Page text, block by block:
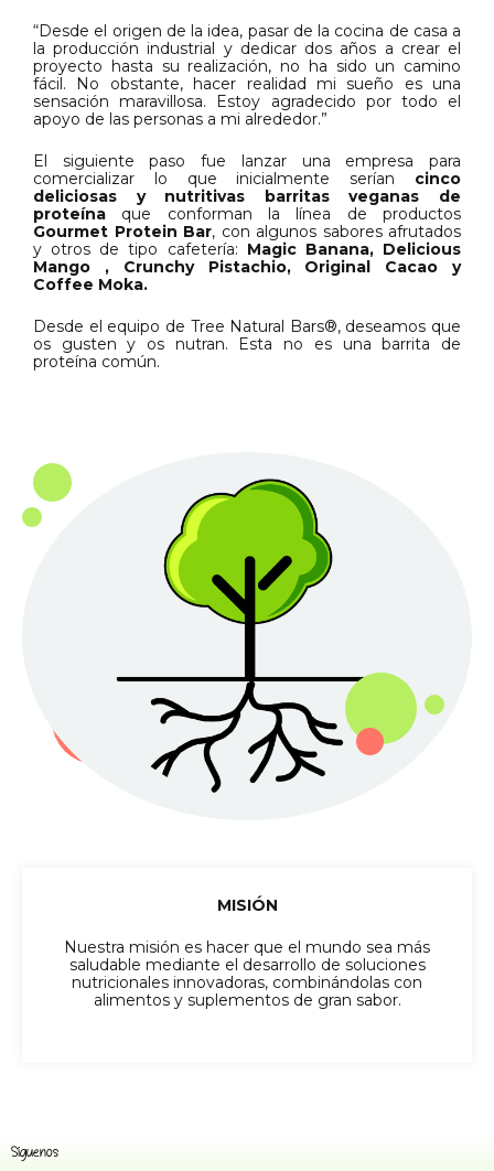
“Desde el origen de la idea, pasar de la cocina de casa a
la producción industrial y dedicar dos años a crear el
proyecto hasta su realización, no ha sido un camino
fácil. No obstante, hacer realidad mi sueño es una
sensación maravillosa. Estoy agradecido por todo el
apoyo de las personas a mi alrededor.”
El siguiente paso fue lanzar una empresa para
comercializar lo que inicialmente serían cinco
deliciosas y nutritivas barritas veganas de
proteína que conforman la línea de productos
Gourmet Protein Bar, con algunos sabores afrutados
y otros de tipo cafetería: Magic Banana, Delicious
Mango , Crunchy Pistachio, Original Cacao y
Coffee Moka.
Desde el equipo de Tree Natural Bars®, deseamos que
os gusten y os nutran. Esta no es una barrita de
proteína común.
MISIÓN
Nuestra misión es hacer que el mundo sea más
saludable mediante el desarrollo de soluciones
nutricionales innovadoras, combinándolas con
alimentos y suplementos de gran sabor.
Síguenos